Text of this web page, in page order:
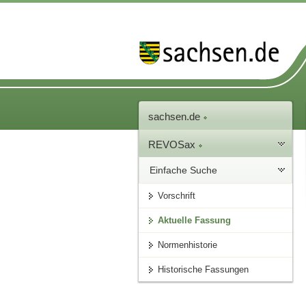
sachsen.de
REVOSax
Einfache Suche
Vorschrift
Aktuelle Fassung
Normenhistorie
Historische Fassungen